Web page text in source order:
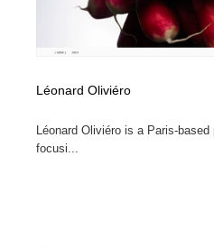
Léonard Oliviéro
Léonard Oliviéro is a Paris-
focusi...